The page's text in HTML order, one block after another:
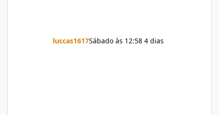
luccas1617Sábado às 12:58 4 dias